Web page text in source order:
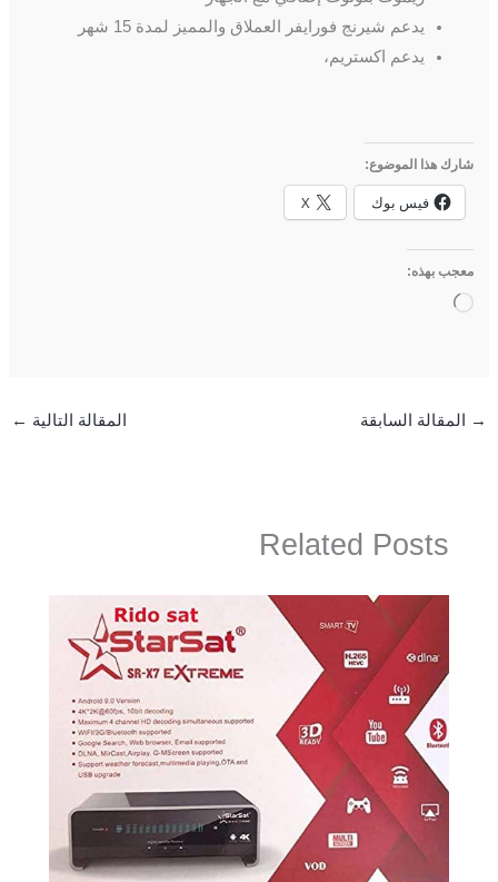
يدعم شيرنج فورايفر العملاق والمميز لمدة 15 شهر
يدعم اكستريم،
شارك هذا الموضوع:
فيس بوك X
معجب بهذه:
جاري
→ المقالة السابقة المقالة التالية ←
Related Posts